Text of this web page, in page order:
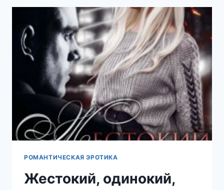
РОМАНТИЧЕСКАЯ ЭРОТИКА
Жестокий, одинокий,